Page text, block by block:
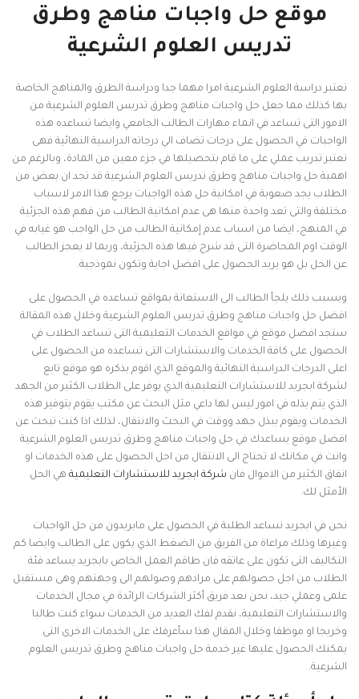
موقع حل واجبات مناهج وطرق
تدريس العلوم الشرعية
تعتبر دراسة العلوم الشرعية امرا مهما جدا ودراسة الطرق والمناهج الخاصة
بها كذلك مما جعل حل واجبات مناهج وطرق تدريس العلوم الشرعية من
الامور التى تساعد في انماء مهارات الطالب الجامعي وايضا تساعده هذه
الواجبات في الحصول على درجات تضاف الي درجاته الدراسية النهائية فهى
تعتبر تدريب عملي على ما قام بتحصيلها في جزء معين من المادة، وبالرغم من
اهمية حل واجبات مناهج وطرق تدريس العلوم الشرعية قد تجد ان بعض من
الطلاب يجد صعوبة في امكانية حل هذه الواجبات يرجع هذا الامر لاسباب
مختلفة والتى تعد واحدة منها هى عدم امكانية الطالب من فهم هذه الجزئية
في المنهج، ايضا من اسباب عدم إمكانية الطالب من حل الواجب هو غيابه في
الوقت اوم المحاضرة التى قد شرح فيها هذه الجزئية، وربما لا يعجز الطالب
عن الحل بل هو يريد الحصول على افضل اجابة وتكون نموذجية.
وبسبب ذلك يلجأ الطالب الى الاستعانة بمواقع تساعده في الحصول على
افضل حل واجبات مناهج وطرق تدريس العلوم الشرعية وخلال هذه المقالة
ستجد افضل موقع في مواقع الخدمات التعليمية التى تساعد الطلاب في
الحصول على كافة الخدمات والاستشارات التى تساعده من الحصول على
اعلى الدرجات الدراسية النهائية والموقع الذي اقوم بذكره هو موقع تابع
لشركة ابجريد للاستشارات التعليمية الذي يوفر على الطلاب الكثير من الجهد
الذي يتم بذله في امور ليس لها داعي مثل البحث عن مكتب يقوم بتوفير هذه
الخدمات ويقوم ببذل جهد ووقت في البحث والانتقال، لذلك اذا كنت تبحث عن
افضل موقع يساعدك في حل واجبات مناهج وطرق تدريس العلوم الشرعية
وانت في مكانك لا تحتاج الى الانتقال من اجل الحصول على هذه الخدمات او
انفاق الكثير من الاموال فان شركة ابجريد للاستشارات التعليمية هي الحل
الأمثل لك.
نحن في ابجريد نساعد الطلبة في الحصول على مايريدون من حل الواجبات
وغيرها وذلك مراعاة من الفريق من الضغط الذي يكون على الطالب وايضا كم
التكاليف التى تكون على عاتقه فان طاقم العمل الخاص بابجريد يساعد فئة
الطلاب من اجل حصولهم على مرادهم وصولهم الى وجهتهم وهى مستقبل
علمى وعملي جيد، نحن نعد فريق أكثر الشركات الرائدة في مجال الخدمات
والاستشارات التعليمية، نقدم لفك العديد من الخدمات سواء كنت طالبا
وخريجا او موظفا وخلال المقال هذا سأعرفك على الخدمات الاخرى التى
يمكنك الحصول عليها غير خدمة حل واجبات مناهج وطرق تدريس العلوم
الشرعية.